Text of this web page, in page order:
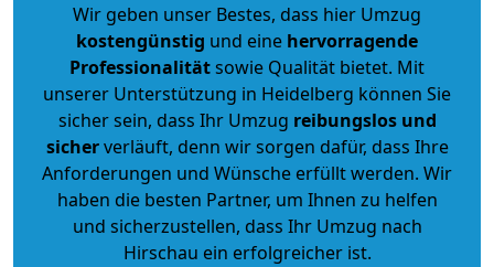
Wir geben unser Bestes, dass hier Umzug
kostengünstig und eine hervorragende
Professionalitätsowie Qualität bietet. Mit
unserer Unterstützung in Heidelberg können Sie
sicher sein, dass Ihr Umzug reibungslos und
sicherverläuft, denn wir sorgen dafür, dass Ihre
Anforderungen und Wünsche erfüllt werden. Wir
haben die besten Partner, um Ihnen zu helfen
und sicherzustellen, dass Ihr Umzug nach
Hirschau ein erfolgreicher ist.